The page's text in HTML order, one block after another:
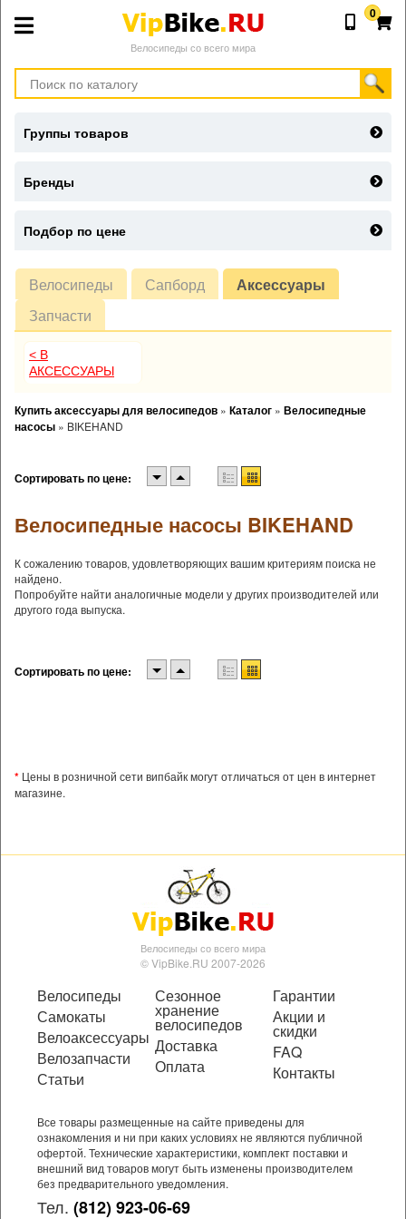
Велосипеды со всего мира
0
Велосипеды Сапборд
Аксессуары
Запчасти
< В
АКСЕССУАРЫ
Купить аксессуары для велосипедов » Каталог » Велосипедные
насосы » BIKEHAND
Сортировать по цене:
Велосипедные насосы BIKEHAND
К сожалению товаров, удовлетворяющих вашим критериям поиска не
найдено.
Попробуйте найти аналогичные модели у других производителей или
другого года выпуска.
Сортировать по цене:
* Цены в розничной сети випбайк могут отличаться от цен в интернет
магазине.
Группы товаров
Бренды
Подбор по цене
Велосипеды со всего мира
© VipBike.RU 2007-2026
Велосипеды
Самокаты
Велоаксессуары
Велозапчасти
Статьи
Сезонное
хранение
велосипедов
Доставка
Оплата
Гарантии
Акции и
скидки
FAQ
Контакты
Все товары размещенные на сайте приведены для
ознакомления и ни при каких условиях не являются публичной
офертой. Технические характеристики, комплект поставки и
внешний вид товаров могут быть изменены производителем
без предварительного уведомления.
Тел. (812) 923-06-69